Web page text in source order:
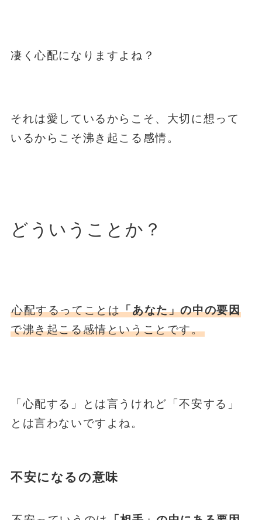
凄く心配になりますよね？
それは愛しているからこそ、大切に想って
いるからこそ沸き起こる感情。
どういうことか？
心配するってことは「あなた」の中の要因
で沸き起こる感情ということです。
「心配する」とは言うけれど「不安する」
とは言わないですよね。
不安になるの意味